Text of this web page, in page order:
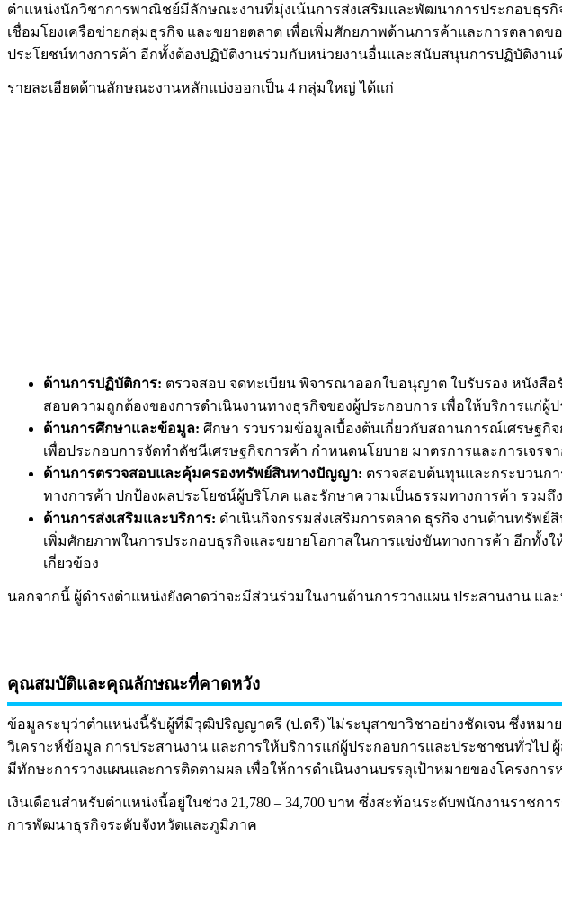
ตำแหน่งนักวิชาการพาณิชย์มีลักษณะงานที่มุ่งเน้นการส่งเสริมและพัฒนาการประกอบธุรกิ
เชื่อมโยงเครือข่ายกลุ่มธุรกิจ และขยายตลาด เพื่อเพิ่มศักยภาพด้านการค้าและการตลา
ประโยชน์ทางการค้า อีกทั้งต้องปฏิบัติงานร่วมกับหน่วยงานอื่นและสนับสนุนการปฏิบัติงา
รายละเอียดด้านลักษณะงานหลักแบ่งออกเป็น 4 กลุ่มใหญ่ ได้แก่
ด้านการปฏิบัติการ: ตรวจสอบ จดทะเบียน พิจารณาออกใบอนุญาต ใบรับรอง หนังสือ
สอบความถูกต้องของการดำเนินงานทางธุรกิจของผู้ประกอบการ เพื่อให้บริการแก่ผู้
ด้านการศึกษาและข้อมูล: ศึกษา รวบรวมข้อมูลเบื้องต้นเกี่ยวกับสถานการณ์เศรษฐกิ
เพื่อประกอบการจัดทำดัชนีเศรษฐกิจการค้า กำหนดนโยบาย มาตรการและการเจร
ด้านการตรวจสอบและคุ้มครองทรัพย์สินทางปัญญา: ตรวจสอบต้นทุนและกระบวนก
ทางการค้า ปกป้องผลประโยชน์ผู้บริโภค และรักษาความเป็นธรรมทางการค้า รว
ด้านการส่งเสริมและบริการ: ดำเนินกิจกรรมส่งเสริมการตลาด ธุรกิจ งานด้านทรัพ
เพิ่มศักยภาพในการประกอบธุรกิจและขยายโอกาสในการแข่งขันทางการค้า อีกทั้
เกี่ยวข้อง
นอกจากนี้ ผู้ดำรงตำแหน่งยังคาดว่าจะมีส่วนร่วมในงานด้านการวางแผน ประสานงาน แ
คุณสมบัติและคุณลักษณะที่คาดหวัง
ข้อมูลระบุว่าตำแหน่งนี้รับผู้ที่มีวุฒิปริญญาตรี (ป.ตรี) ไม่ระบุสาขาวิชาอย่างชัดเจน ซึ่งห
วิเคราะห์ข้อมูล การประสานงาน และการให้บริการแก่ผู้ประกอบการและประชาชนทั่วไ
มีทักษะการวางแผนและการติดตามผล เพื่อให้การดำเนินงานบรรลุเป้าหมายของโครงกา
เงินเดือนสำหรับตำแหน่งนี้อยู่ในช่วง 21,780 – 34,700 บาท ซึ่งสะท้อนระดับพนักงานราช
การพัฒนาธุรกิจระดับจังหวัดและภูมิภาค